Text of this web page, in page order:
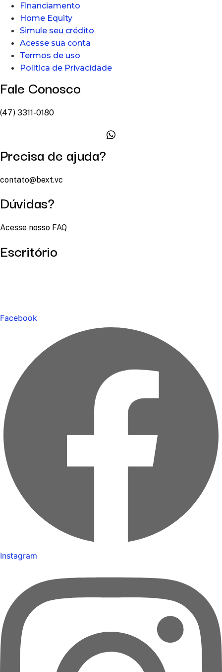
Financiamento
Home Equity
Simule seu crédito
Acesse sua conta
Termos de uso
Política de Privacidade
Fale Conosco
(47) 3311-0180
Precisa de ajuda?
contato@bext.vc
Dúvidas?
Acesse nosso FAQ
Escritório
Facebook
Instagram